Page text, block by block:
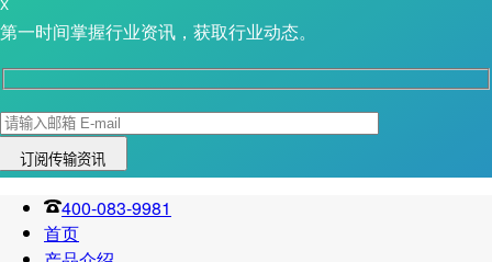
X
第一时间掌握行业资讯，获取行业动态。
400-083-9981
首页